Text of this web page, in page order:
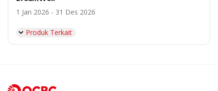
1 Jan 2026 - 31 Des 2026
Produk Terkait